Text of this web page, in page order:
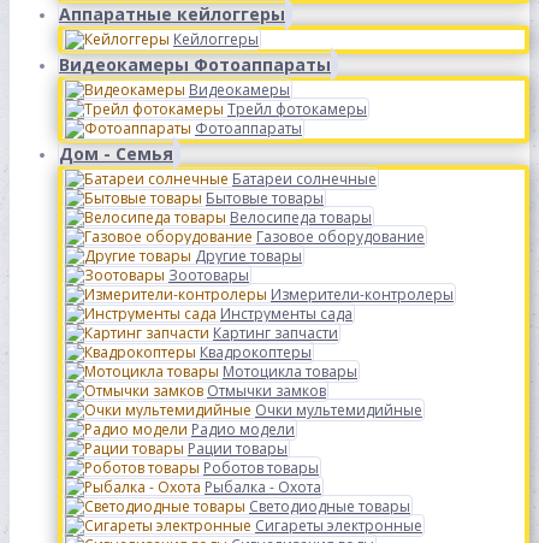
Аппаратные кейлоггеры
Кейлоггеры
Видеокамеры Фотоаппараты
Видеокамеры
Трейл фотокамеры
Фотоаппараты
Дом - Семья
Батареи солнечные
Бытовые товары
Велосипеда товары
Газовое оборудование
Другие товары
Зоотовары
Измерители-контролеры
Инструменты сада
Картинг запчасти
Квадрокоптеры
Мотоцикла товары
Отмычки замков
Очки мультемидийные
Радио модели
Рации товары
Роботов товары
Рыбалка - Охота
Светодиодные товары
Сигареты электронные